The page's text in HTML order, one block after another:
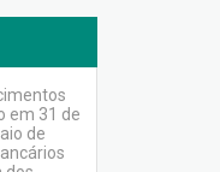
em 31 de
de